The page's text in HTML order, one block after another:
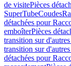
de visitePièces
SuperTubeCoudes
détachées pour
emboîterPièces
transition sur
transition sur
détachées pour